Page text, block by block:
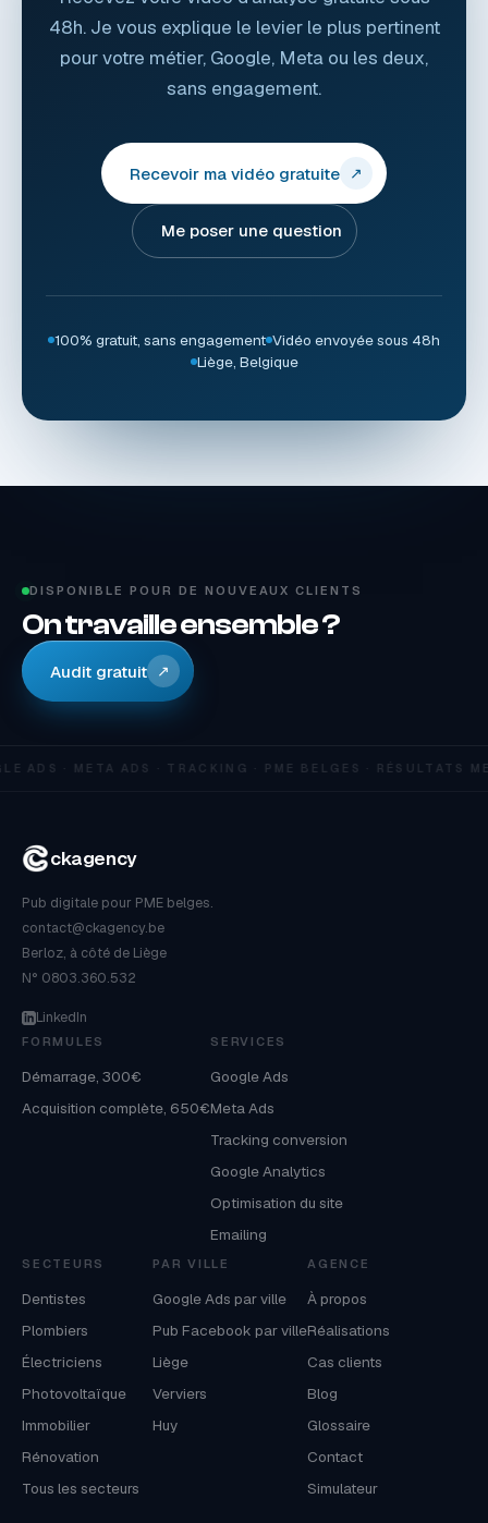
48h. Je vous explique le levier le plus pertinent
pour votre métier, Google, Meta ou les deux,
sans engagement.
Recevoir ma vidéo gratuite ↗
Me poser une question
100% gratuit, sans engagement Vidéo envoyée sous 48h
Liège, Belgique
DISPONIBLE POUR DE NOUVEAUX CLIENTS
On travaille ensemble ?
Audit gratuit ↗
ADS · META ADS · TRACKING · PME BELGES · RÉSULTATS
ckagency
Pub digitale pour PME belges.
contact@ckagency.be
Berloz, à côté de Liège
N° 0803.360.532
LinkedIn
FORMULES
Démarrage, 300€
Acquisition complète, 650€
SERVICES
Google Ads
Meta Ads
Tracking conversion
Google Analytics
Optimisation du site
Emailing
SECTEURS
Dentistes
Plombiers
Électriciens
Photovoltaïque
Immobilier
Rénovation
Tous les secteurs
PAR VILLE
Google Ads par ville
Pub Facebook par ville
Liège
Verviers
Huy
AGENCE
À propos
Réalisations
Cas clients
Blog
Glossaire
Contact
Simulateur